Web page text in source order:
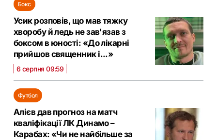
Бокс
Усик розповів, що мав тяжку
хворобу й ледь не зав'язав з
боксом в юності: «До лікарні
прийшов священник і...»
6 серпня 09:59
Футбол
Алієв дав прогноз на матч
кваліфікації ЛК Динамо –
Карабах: «Чи не найбільше за